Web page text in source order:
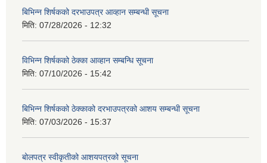
बिभिन्‍न शिर्षकको दरभाउपत्र आव्हान सम्बन्धी सूचना
मिति: 07/28/2026 - 12:32
विभिन्न शिर्षकको ठेक्का आव्हान सम्बन्धि सूचना
मिति: 07/10/2026 - 15:42
बिभिन्‍न शिर्षकको ठेक्काको दरभाउपत्रको आशय सम्बन्धी सूचना
मिति: 07/03/2026 - 15:37
बोलपत्र स्वीकृतीको आशयपत्रको सूचना